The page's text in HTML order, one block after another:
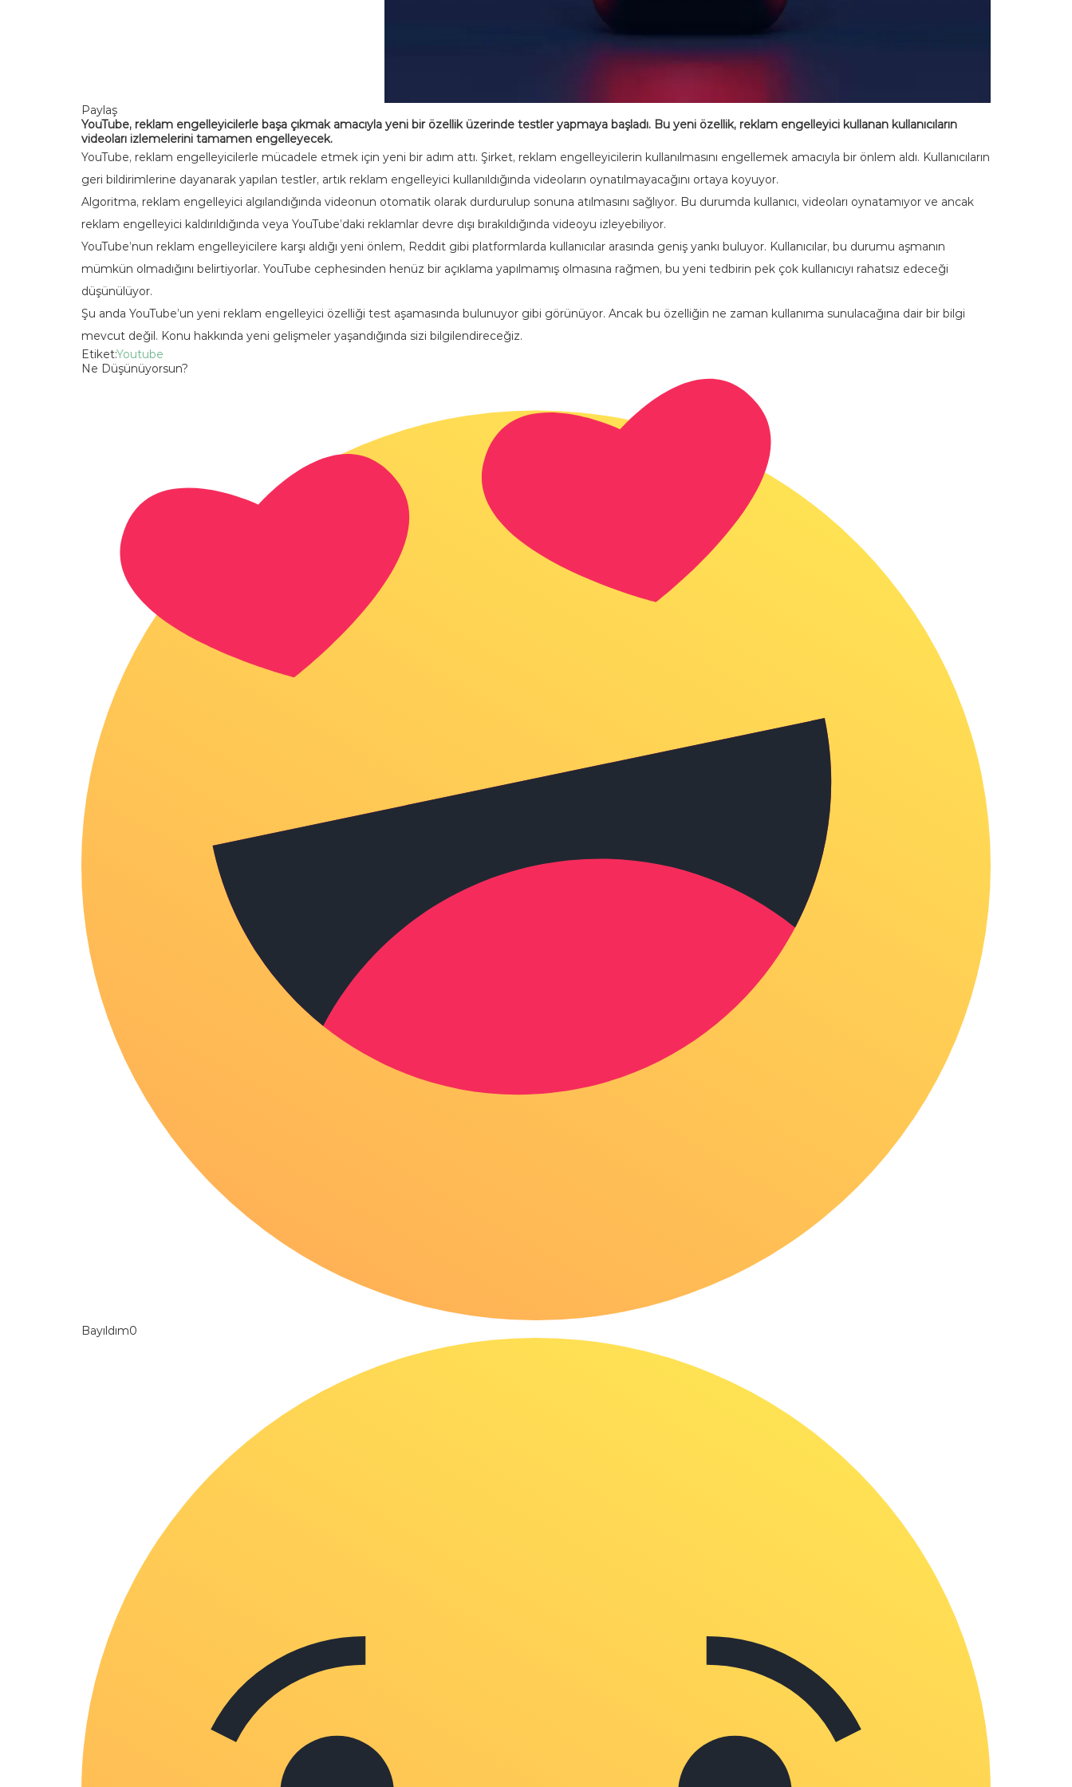
Paylaş
YouTube, reklam engelleyicilerle başa çıkmak amacıyla yeni bir özellik üzerinde testler yapmaya başladı. Bu yeni özellik, reklam engelleyici kullanan kullanıcıların
videoları izlemelerini tamamen engelleyecek.
YouTube, reklam engelleyicilerle mücadele etmek için yeni bir adım attı. Şirket, reklam engelleyicilerin kullanılmasını engellemek amacıyla bir önlem aldı. Kullanıcıların
geri bildirimlerine dayanarak yapılan testler, artık reklam engelleyici kullanıldığında videoların oynatılmayacağını ortaya koyuyor.
Algoritma, reklam engelleyici algılandığında videonun otomatik olarak durdurulup sonuna atılmasını sağlıyor. Bu durumda kullanıcı, videoları oynatamıyor ve ancak
reklam engelleyici kaldırıldığında veya YouTube’daki reklamlar devre dışı bırakıldığında videoyu izleyebiliyor.
YouTube’nun reklam engelleyicilere karşı aldığı yeni önlem, Reddit gibi platformlarda kullanıcılar arasında geniş yankı buluyor. Kullanıcılar, bu durumu aşmanın
mümkün olmadığını belirtiyorlar. YouTube cephesinden henüz bir açıklama yapılmamış olmasına rağmen, bu yeni tedbirin pek çok kullanıcıyı rahatsız edeceği
düşünülüyor.
Şu anda YouTube’un yeni reklam engelleyici özelliği test aşamasında bulunuyor gibi görünüyor. Ancak bu özelliğin ne zaman kullanıma sunulacağına dair bir bilgi
mevcut değil. Konu hakkında yeni gelişmeler yaşandığında sizi bilgilendireceğiz.
Etiket:Youtube
Ne Düşünüyorsun?
Bayıldım0